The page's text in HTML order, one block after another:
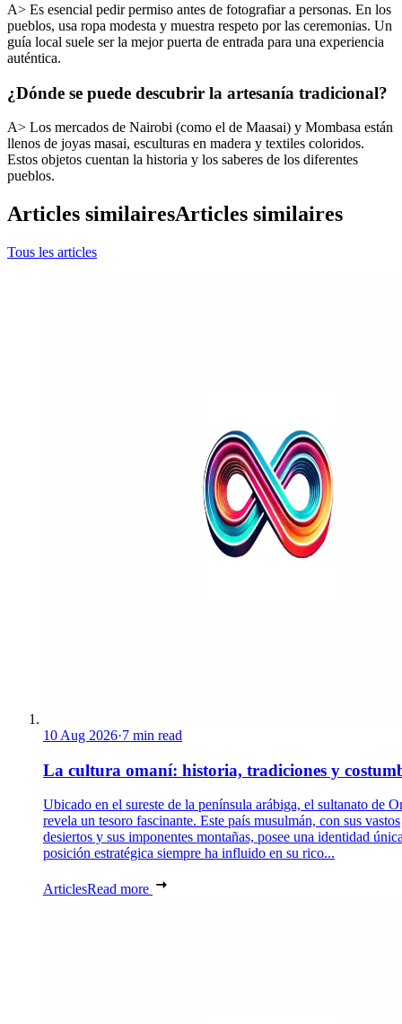
A> Es esencial pedir permiso antes de fotografiar a personas. En los
pueblos, usa ropa modesta y muestra respeto por las ceremonias. Un
guía local suele ser la mejor puerta de entrada para una experiencia
auténtica.
¿Dónde se puede descubrir la artesanía tradicional?
A> Los mercados de Nairobi (como el de Maasai) y Mombasa están
llenos de joyas masai, esculturas en madera y textiles coloridos.
Estos objetos cuentan la historia y los saberes de los diferentes
pueblos.
Articles similairesArticles similaires
Tous les articles
10 Aug 2026·7 min read
La cultura omaní: historia, tradiciones y
Ubicado en el sureste de la península arábiga, el sultanato de
revela un tesoro fascinante. Este país musulmán, con sus vastos
desiertos y sus imponentes montañas, posee una identidad
posición estratégica siempre ha influido en su rico...
ArticlesRead more